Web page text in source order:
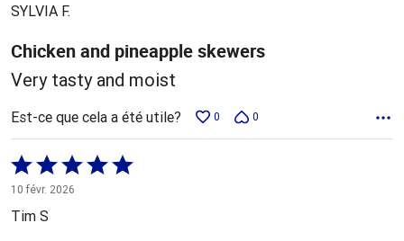
SYLVIA F.
Chicken and pineapple skewers
Very tasty and moist
Est-ce que cela a été utile? 0 0
Coté
5 sur
5
10 févr. 2026
Tim S